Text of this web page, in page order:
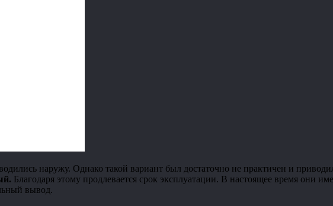
наружу. Однако такой вариант был достаточно не практичен и
Благодаря этому продлевается срок эксплуатации. В настоящее время они
вывод.